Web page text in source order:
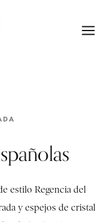
estilo Regencia del
y espejos de cristal